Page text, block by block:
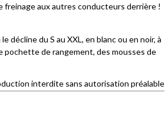
freinage aux autres conducteurs derrière !
le décline du S au XXL, en blanc ou en noir, à
pochette de rangement, des mousses de
interdite sans autorisation préalable